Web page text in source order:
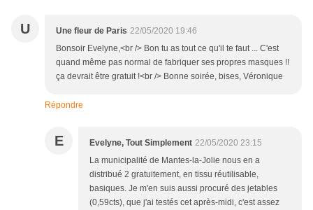
U Une fleur de Paris 22/05/2020 19:46
Bonsoir Evelyne,<br /> Bon tu as tout ce qu'il te faut ... C'est
quand même pas normal de fabriquer ses propres masques !!
ça devrait être gratuit !<br /> Bonne soirée, bises, Véronique
Répondre
E Evelyne, Tout Simplement 22/05/2020 23:15
La municipalité de Mantes-la-Jolie nous en a
distribué 2 gratuitement, en tissu réutilisable,
basiques. Je m'en suis aussi procuré des jetables
(0,59cts), que j'ai testés cet après-midi, c'est assez